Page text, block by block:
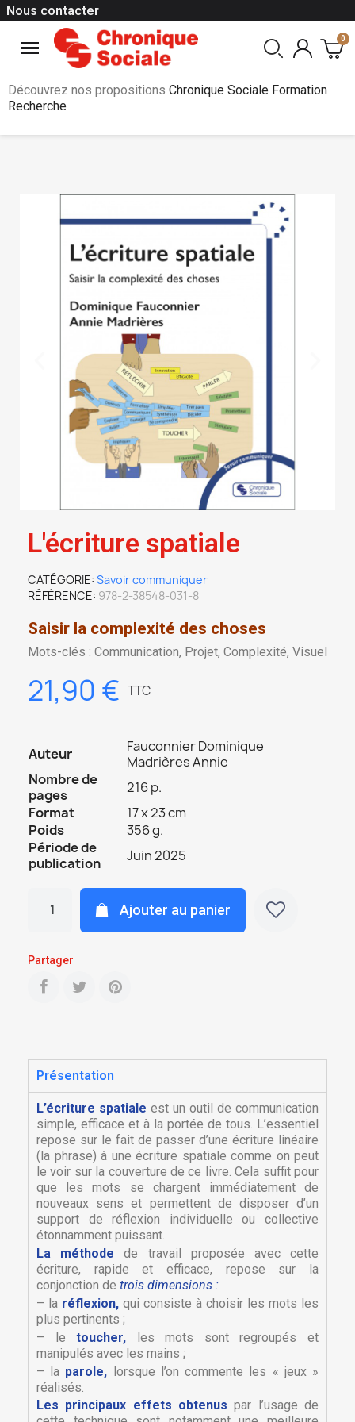
Nous contacter
Découvrez nos propositions Chronique Sociale Formation
Recherche
L'écriture spatiale
CATÉGORIE Savoir communiquer
RÉFÉRENCE 978-2-38548-031-8
Saisir la complexité des choses
Mots-clés : Communication, Projet, Complexité, Visuel
21,90 € TTC
Auteur
Fauconnier Dominique
Madrières Annie
Nombre de
pages
216 p.
Format
17 x 23 cm
Poids
356 g.
Période de
publication
Juin 2025
Ajouter au panier
Partager
Présentation
L’écriture spatiale est un outil de communication
simple, efficace et à la portée de tous. L’essentiel
repose sur le fait de passer d’une écriture linéaire
(la phrase) à une écriture spatiale comme on peut
le voir sur la couverture de ce livre. Cela suffit pour
que les mots se chargent immédiatement de
nouveaux sens et permettent de disposer d’un
support de réflexion individuelle ou collective
étonnamment puissant.
La méthode de travail proposée avec cette
écriture, rapide et efficace, repose sur la
conjonction de trois dimensions :
– la réflexion, qui consiste à choisir les mots les
plus pertinents ;
– letoucher,
les mots sont regroupés et
manipulés avec les mains ;
– la parole, lorsque l’on commente les « jeux »
réalisés.
Les principaux effets obtenus par l’usage de